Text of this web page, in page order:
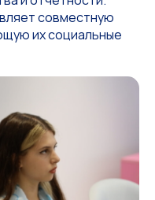
совместную
их социальные